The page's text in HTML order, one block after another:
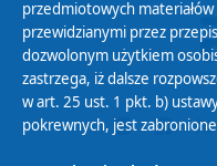
przedmiotowych
przewidzianymi przez
dozwolonym użytkiem
zastrzega, iż dalsze
w art. 25 ust. 1 pkt. b)
pokrewnych, jest